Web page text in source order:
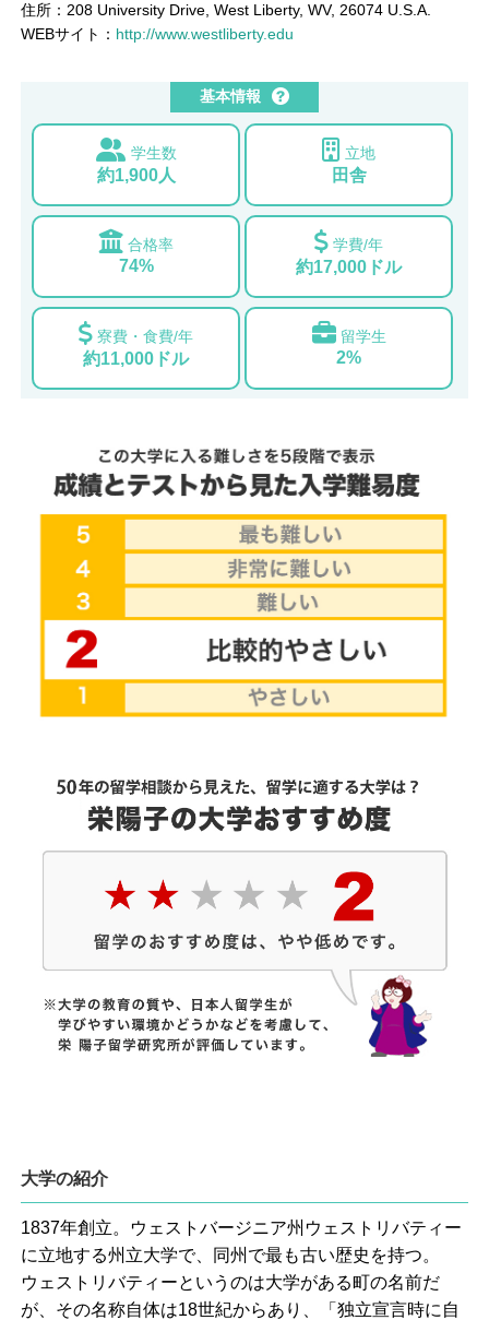
住所：208 University Drive, West Liberty, WV, 26074 U.S.A.
WEBサイト： http://www.westliberty.edu
基本情報
学生数
約1,900人
立地
田舎
合格率
74%
学費/年
約17,000ドル
寮費・食費/年
約11,000ドル
留学生
2%
大学の紹介
1837年創立。ウェストバージニア州ウェストリバティー
に立地する州立大学で、同州で最も古い歴史を持つ。
ウェストリバティーというのは大学がある町の名前だ
が、その名称自体は18世紀からあり、「独立宣言時に自